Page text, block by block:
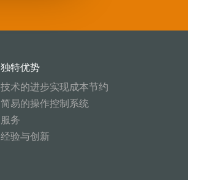
独特优势
技术的进步实现成本节约
简易的操作控制系统
服务
经验与创新